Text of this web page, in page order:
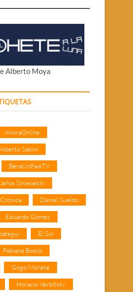
Alberto Moya
AhoraOnline
Alberto Sabini
BeraUnPaisTV
Siniscalchi
Crónica Daniel Sueldo
Eduardo Gómez
El Sol
Fabiana Bosco
Gogo Morete
Horacio Verbitsky